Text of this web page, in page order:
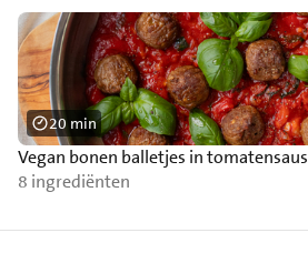
Vegan bonen balletjes in tomatensaus
8 ingrediënten
20 min